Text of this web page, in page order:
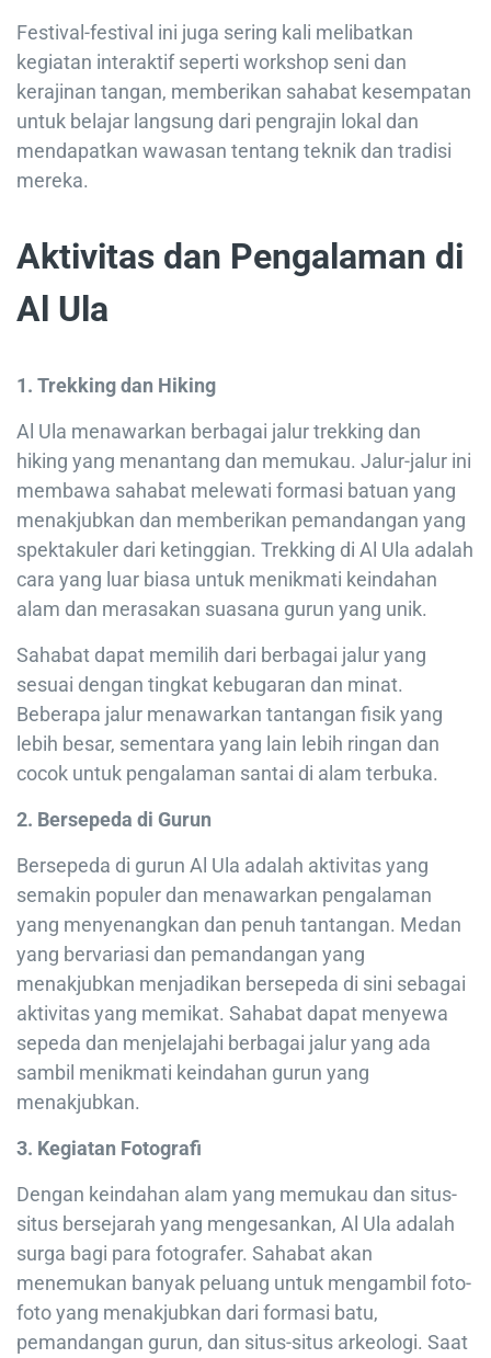
Festival-festival ini juga sering kali melibatkan
kegiatan interaktif seperti workshop seni dan
kerajinan tangan, memberikan sahabat kesempatan
untuk belajar langsung dari pengrajin lokal dan
mendapatkan wawasan tentang teknik dan tradisi
mereka.
Aktivitas dan Pengalaman di
Al Ula
1. Trekking dan Hiking
Al Ula menawarkan berbagai jalur trekking dan
hiking yang menantang dan memukau. Jalur-jalur ini
membawa sahabat melewati formasi batuan yang
menakjubkan dan memberikan pemandangan yang
spektakuler dari ketinggian. Trekking di Al Ula adalah
cara yang luar biasa untuk menikmati keindahan
alam dan merasakan suasana gurun yang unik.
Sahabat dapat memilih dari berbagai jalur yang
sesuai dengan tingkat kebugaran dan minat.
Beberapa jalur menawarkan tantangan fisik yang
lebih besar, sementara yang lain lebih ringan dan
cocok untuk pengalaman santai di alam terbuka.
2. Bersepeda di Gurun
Bersepeda di gurun Al Ula adalah aktivitas yang
semakin populer dan menawarkan pengalaman
yang menyenangkan dan penuh tantangan. Medan
yang bervariasi dan pemandangan yang
menakjubkan menjadikan bersepeda di sini sebagai
aktivitas yang memikat. Sahabat dapat menyewa
sepeda dan menjelajahi berbagai jalur yang ada
sambil menikmati keindahan gurun yang
menakjubkan.
3. Kegiatan Fotografi
Dengan keindahan alam yang memukau dan situs-
situs bersejarah yang mengesankan, Al Ula adalah
surga bagi para fotografer. Sahabat akan
menemukan banyak peluang untuk mengambil foto-
foto yang menakjubkan dari formasi batu,
pemandangan gurun, dan situs-situs arkeologi. Saat